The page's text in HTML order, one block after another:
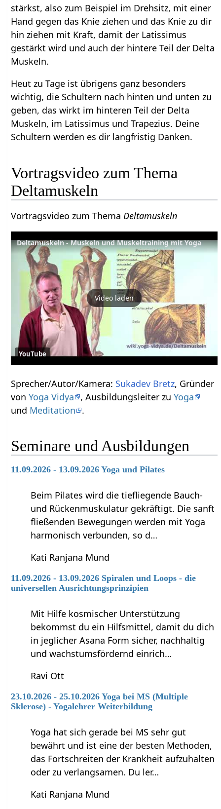
stärkst, also zum Beispiel im Drehsitz, mit einer
Hand gegen das Knie ziehen und das Knie zu dir
hin ziehen mit Kraft, damit der Latissimus
gestärkt wird und auch der hintere Teil der Delta
Muskeln.
Heut zu Tage ist übrigens ganz besonders
wichtig, die Schultern nach hinten und unten zu
geben, das wirkt im hinteren Teil der Delta
Muskeln, im Latissimus und Trapezius. Deine
Schultern werden es dir langfristig Danken.
Vortragsvideo zum Thema
Deltamuskeln
Vortragsvideo zum ThemaDeltamuskeln
Deltamuskeln - Muskeln und Muskeltraining mit Yoga
Video laden
YouTube
Sprecher/Autor/Kamera: Sukadev Bretz, Gründer
vonYoga Vidya , Ausbildungsleiter zuYoga
und Meditation .
Seminare und Ausbildungen
11.09.2026 - 13.09.2026 Yoga und Pilates
Beim Pilates wird die tiefliegende Bauch-
und Rückenmuskulatur gekräftigt. Die sanft
fließenden Bewegungen werden mit Yoga
harmonisch verbunden, so d…
Kati Ranjana Mund
11.09.2026 - 13.09.2026 Spiralen und Loops - die
universellen Ausrichtungsprinzipien
Mit Hilfe kosmischer Unterstützung
bekommst du ein Hilfsmittel, damit du dich
in jeglicher Asana Form sicher, nachhaltig
und wachstumsfördernd einrich…
Ravi Ott
23.10.2026 - 25.10.2026 Yoga bei MS (Multiple
Sklerose) - Yogalehrer Weiterbildung
Yoga hat sich gerade bei MS sehr gut
bewährt und ist eine der besten Methoden,
das Fortschreiten der Krankheit aufzuhalten
oder zu verlangsamen. Du ler…
Kati Ranjana Mund